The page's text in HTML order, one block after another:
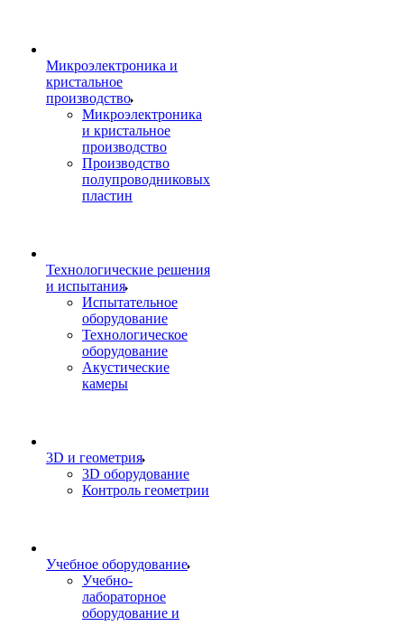
Микроэлектроника и
кристальное
производство
Микроэлектроника
и кристальное
производство
Производство
полупроводниковых
пластин
Технологические решения
и испытания
Испытательное
оборудование
Технологическое
оборудование
Акустические
камеры
3D и геометрия
3D оборудование
Контроль геометрии
Учебное оборудование
Учебно-
лабораторное
оборудование и